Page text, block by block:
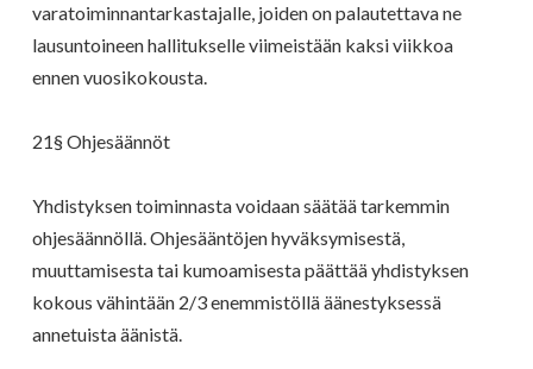
varatoiminnantarkastajalle, joiden on palautettava ne
lausuntoineen hallitukselle viimeistään kaksi viikkoa
ennen vuosikokousta.
21§ Ohjesäännöt
Yhdistyksen toiminnasta voidaan säätää tarkemmin
ohjesäännöllä. Ohjesääntöjen hyväksymisestä,
muuttamisesta tai kumoamisesta päättää yhdistyksen
kokous vähintään 2/3 enemmistöllä äänestyksessä
annetuista äänistä.